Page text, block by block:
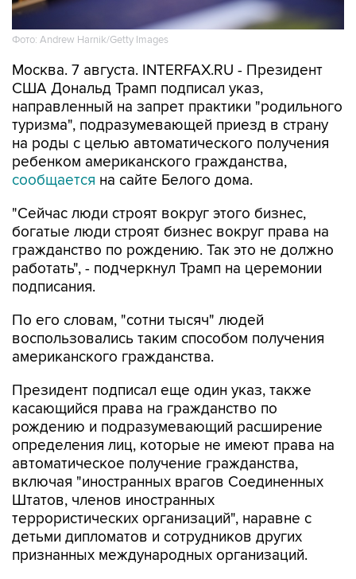
Фото: Andrew Harnik/Getty Images
Москва. 7 августа. INTERFAX.RU - Президент
США Дональд Трамп подписал указ,
направленный на запрет практики "родильного
туризма", подразумевающей приезд в страну
на роды с целью автоматического получения
ребенком американского гражданства,
сообщается на сайте Белого дома.
"Сейчас люди строят вокруг этого бизнес,
богатые люди строят бизнес вокруг права на
гражданство по рождению. Так это не должно
работать", - подчеркнул Трамп на церемонии
подписания.
По его словам, "сотни тысяч" людей
воспользовались таким способом получения
американского гражданства.
Президент подписал еще один указ, также
касающийся права на гражданство по
рождению и подразумевающий расширение
определения лиц, которые не имеют права на
автоматическое получение гражданства,
включая "иностранных врагов Соединенных
Штатов, членов иностранных
террористических организаций", наравне с
детьми дипломатов и сотрудников других
признанных международных организаций.